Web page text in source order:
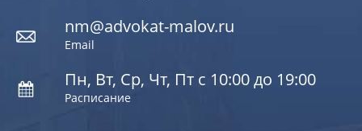
nm@advokat-malov.ru
Email
Пн, Вт, Ср, Чт, Пт с 10:00 до 19:00
Расписание